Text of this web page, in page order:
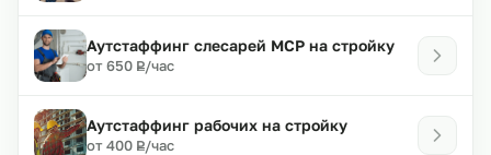
Аутстаффинг слесарей МСР на стройку
от 650 ₽
Р/час
Аутстаффинг рабочих на стройку
от 400 ₽
Р/час